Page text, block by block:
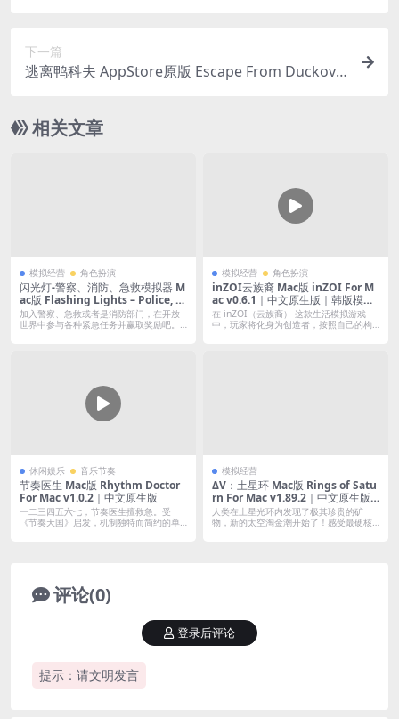
下一篇
逃离鸭科夫 AppStore原版 Escape From Duckov F
相关文章
模拟经营 角色扮演
闪光灯-警察、消防、急救模拟器 M
ac版 Flashing Lights – Police, Fi
refighting, Emergency Services
Simulator For Mac v2025.09.29
加入警察、急救或者是消防部门，在开放
世界中参与各种紧急任务并赢取奖励吧。
模拟经营 角色扮演
inZOI云族裔 Mac版 inZOI For M
ac v0.6.1｜中文原生版｜韩版模拟
人生 含全DLC
在 inZOI（云族裔） 这款生活模拟游戏
中，玩家将化身为创造者，按照自己的构
休闲娱乐 音乐节奏
节奏医生 Mac版 Rhythm Doctor
For Mac v1.0.2｜中文原生版
一二三四五六七，节奏医生擅救急。受
《节奏天国》启发，机制独特而简约的单
模拟经营
ΔV：土星环 Mac版 Rings of Satu
rn For Mac v1.89.2｜中文原生版
｜含全DLC
人类在土星光环内发现了极其珍贵的矿
物，新的太空淘金潮开始了！感受最硬核
评论(0)
提示：请文明发言
登录后评论